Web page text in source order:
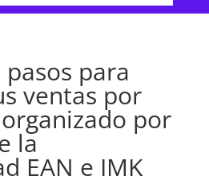
para
ventas por
por
la
EAN e IMK